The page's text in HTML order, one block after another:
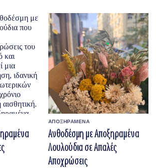
ΑΠΟΞΗΡΑΜΕΝΑ
Ανθοδέσμη με Αποξηραμένα
Λουλούδια σε Απαλές
Αποχρώσεις